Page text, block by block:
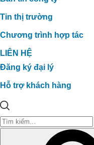
Tin thị trường
Chương trình hợp tác
LIÊN HỆ
Đăng ký đại lý
Hỗ trợ khách hàng